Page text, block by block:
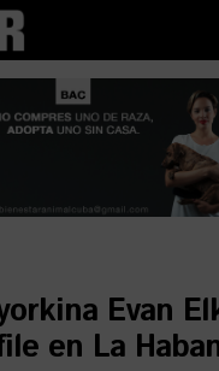
Evan
en La